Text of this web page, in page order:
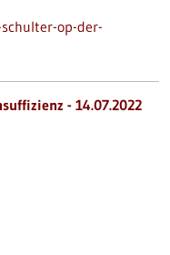
op-der-
- 14.07.2022